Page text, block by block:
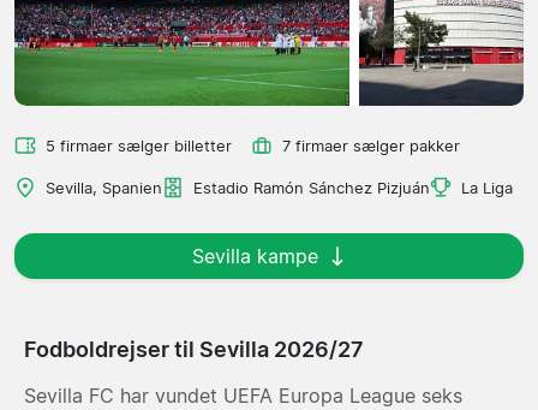
5 firmaer sælger billetter 7 firmaer sælger pakker
Sevilla, Spanien Estadio Ramón Sánchez Pizjuán La Liga
Sevilla kampe
Fodboldrejser til Sevilla 2026/27
Sevilla FC har vundet UEFA Europa League seks